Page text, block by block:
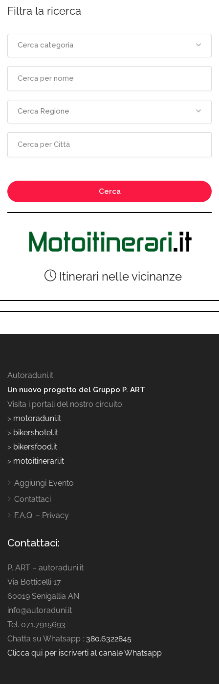
Filtra la ricerca
Cerca categoria
Cerca Regione
Cerca
Itinerari nelle vicinanze
Autoraduni.it
Un nuovo progetto del Gruppo P. ART
Visita i portali del nostro circuito:
> motoraduni.it
> bikershotel.it
> bikersfood.it
> motoitinerari.it
Aggiungi Evento
Contattaci
F.A.Q. – Privacy
Contattaci:
P. ART – autoraduni.it
Via Botticelli 17
60019 Senigallia AN
info@autoraduni.it
Tel. 071.7915693
Chatta su Whatsapp : 380.6322845
Clicca qui per iscriverti al canale Whatsapp